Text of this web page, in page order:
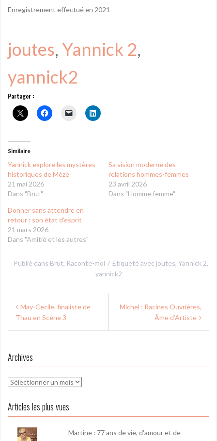
Enregistrement effectué en 2021
joutes, Yannick 2
yannick2
Partager :
Similaire
Yannick explore les mystères
historiques de Mèze
21 mai 2026
Dans "Brut"
Sa vision moderne des
relations hommes-femmes
23 avril 2026
Dans "Homme femme"
Donner sans attendre en
retour : son état d’esprit
21 mars 2026
Dans "Amitié et les autres"
Publié dans Brut, Raconte-moi Étiqueté avec joutes, Yannick 2,
yannick2
Navigation
deMay-Cecile, finaliste de
Thau en Scène 3
Michel : Racines Ouvrières,
Âme d’Artiste
Archives
Archives
Articles les plus vues
Martine : 77 ans de vie, d'amour et de